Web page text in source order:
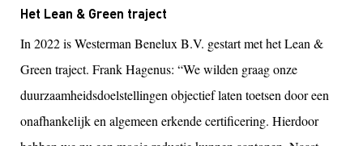
Het Lean & Green traject
In 2022 is Westerman Benelux B.V. gestart met het Lean &
Green traject. Frank Hagenus: “We wilden graag onze
duurzaamheidsdoelstellingen objectief laten toetsen door een
onafhankelijk en algemeen erkende certificering. Hierdoor